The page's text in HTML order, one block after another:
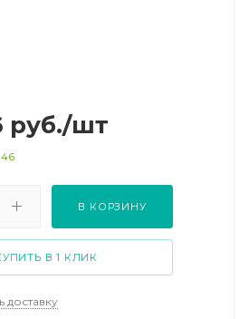
руб./шт
В КОРЗИНУ
В 1 КЛИК
доставку